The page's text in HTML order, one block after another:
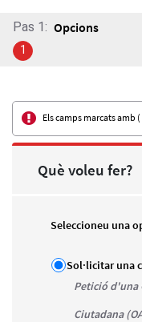
Pas 1: Opcions
1
Els camps marcats amb (
Què voleu fer?
Seleccioneu una
Sol·licitar una
Petició d'una
Ciutadana